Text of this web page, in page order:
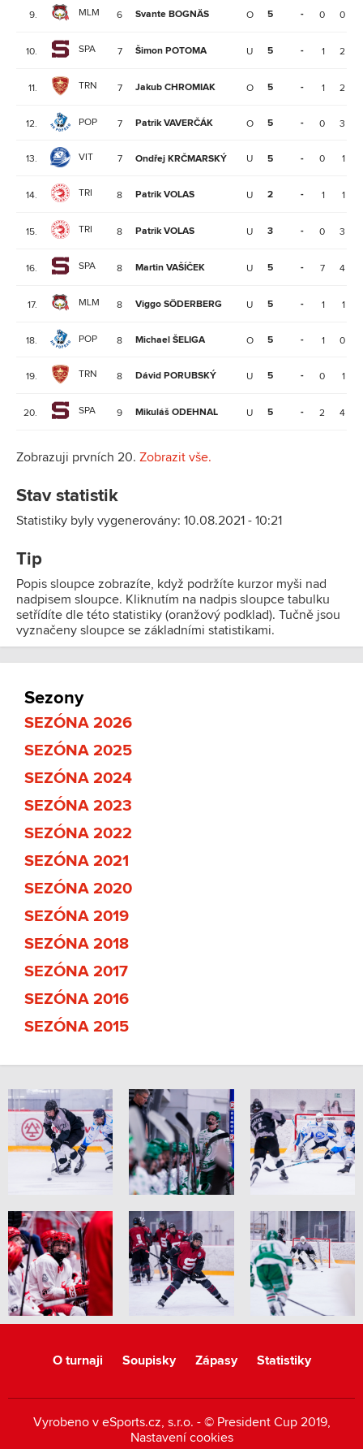
9. MLM 6 Svante BOGNÄS O 5 - 0 0
10. SPA 7 Šimon POTOMA U 5 - 1 2
11. TRN 7 Jakub CHROMIAK O 5 - 1 2
12. POP 7 Patrik VAVERČÁK O 5 - 0 3
13. VIT 7 Ondřej KRČMARSKÝ U 5 - 0 1
14. TRI 8 Patrik VOLAS U 2 - 1 1
15. TRI 8 Patrik VOLAS U 3 - 0 3
16. SPA 8 Martin VAŠÍČEK U 5 - 7 4
17. MLM 8 Viggo SÖDERBERG U 5 - 1 1
18. POP 8 Michael ŠELIGA O 5 - 1 0
19. TRN 8 Dávid PORUBSKÝ U 5 - 0 1
20. SPA 9 Mikuláš ODEHNAL U 5 - 2 4
Zobrazuji prvních 20. Zobrazit vše.
Stav statistik
Statistiky byly vygenerovány: 10.08.2021 - 10:21
Tip
Popis sloupce zobrazíte, když podržíte kurzor myši nad
nadpisem sloupce. Kliknutím na nadpis sloupce tabulku
setřídíte dle této statistiky (oranžový podklad). Tučně jsou
vyznačeny sloupce se základními statistikami.
Sezony
SEZÓNA 2026
SEZÓNA 2025
SEZÓNA 2024
SEZÓNA 2023
SEZÓNA 2022
SEZÓNA 2021
SEZÓNA 2020
SEZÓNA 2019
SEZÓNA 2018
SEZÓNA 2017
SEZÓNA 2016
SEZÓNA 2015
O turnaji Soupisky Zápasy Statistiky
Vyrobeno v eSports.cz, s.r.o. - © President Cup 2019,
Nastavení cookies